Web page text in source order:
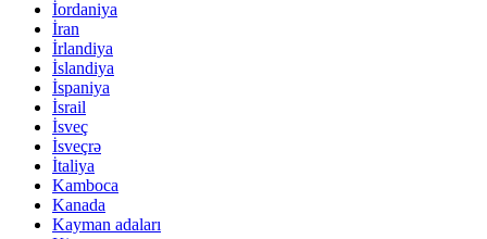
İordaniya
İran
İrlandiya
İslandiya
İspaniya
İsrail
İsveç
İsveçrə
İtaliya
Kamboca
Kanada
Kayman adaları